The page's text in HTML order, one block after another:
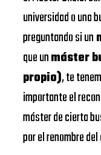
universidad o una
preguntando si un
que unmáster
propio), te
importante el
máster de cierta
por el renombre